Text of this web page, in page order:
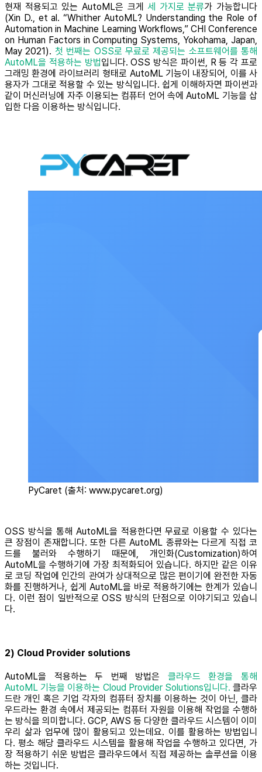
현재 적용되고 있는 AutoML은 크게 세 가지로 분류가 가능합니다
(Xin D., et al. “Whither AutoML? Understanding the Role of
Automation in Machine Learning Workflows,” CHI Conference
on Human Factors in Computing Systems, Yokohama, Japan,
May 2021). 첫 번째는 OSS로 무료로 제공되는 소프트웨어를 통해
AutoML을 적용하는 방법입니다. OSS 방식은 파이썬, R 등 각 프로
그래밍 환경에 라이브러리 형태로 AutoML 기능이 내장되어, 이를 사
용자가 그대로 적용할 수 있는 방식입니다. 쉽게 이해하자면 파이썬과
같이 머신러닝에 자주 이용되는 컴퓨터 언어 속에 AutoML 기능을 삽
입한 다음 이용하는 방식입니다.
PyCaret (출처: www.pycaret.org)
OSS 방식을 통해 AutoML을 적용한다면 무료로 이용할 수 있다는
큰 장점이 존재합니다. 또한 다른 AutoML 종류와는 다르게 직접 코
드를 불러와 수행하기 때문에, 개인화(Customization)하여
AutoML을 수행하기에 가장 최적화되어 있습니다. 하지만 같은 이유
로 코딩 작업에 인간의 관여가 상대적으로 많은 편이기에 완전한 자동
화를 진행하거나, 쉽게 AutoML을 바로 적용하기에는 한계가 있습니
다. 이런 점이 일반적으로 OSS 방식의 단점으로 이야기되고 있습니
다.
2) Cloud Provider solutions
AutoML을 적용하는 두 번째 방법은 클라우드 환경을 통해
AutoML 기능을 이용하는 Cloud Provider Solutions입니다. 클라우
드란 개인 혹은 기업 각자의 컴퓨터 장치를 이용하는 것이 아닌, 클라
우드라는 환경 속에서 제공되는 컴퓨터 자원을 이용해 작업을 수행하
는 방식을 의미합니다. GCP, AWS 등 다양한 클라우드 시스템이 이미
우리 삶과 업무에 많이 활용되고 있는데요. 이를 활용하는 방법입니
다. 평소 해당 클라우드 시스템을 활용해 작업을 수행하고 있다면, 가
장 적용하기 쉬운 방법은 클라우드에서 직접 제공하는 솔루션을 이용
하는 것입니다.